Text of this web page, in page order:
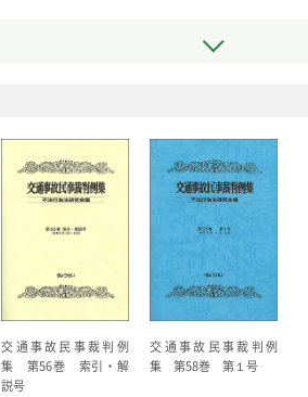
交通事故民事裁判例
集 第56巻 索引・解
説号
交通事故民事裁判例
集 第58巻 第１号